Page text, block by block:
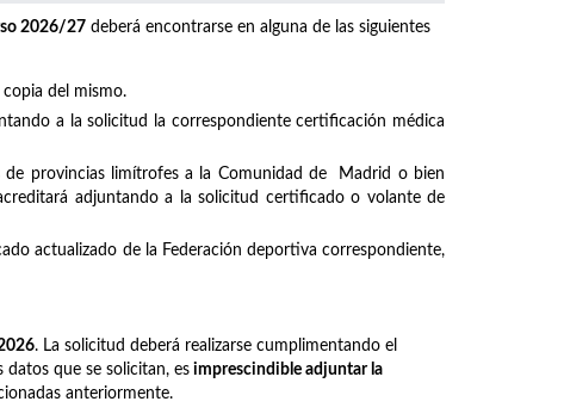
2026/27 deberá encontrarse en alguna de las siguientes
del mismo.
a la solicitud la correspondiente certificación médica
de provincias limítrofes a la Comunidad de Madrid o bien
adjuntando a la solicitud certificado o volante de
actualizado de la Federación deportiva correspondiente,
. La solicitud deberá realizarse cumplimentando el
datos que se solicitan, es imprescindible adjuntar la
anteriormente.